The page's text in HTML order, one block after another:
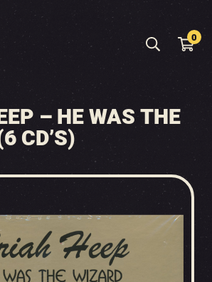
0
– HE WAS THE
CD’S)